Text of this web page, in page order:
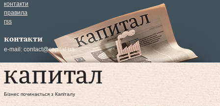
контакти
правила
rss
контакти
e-mail: contact@capital.ua
Бізнес починається з Капіталу